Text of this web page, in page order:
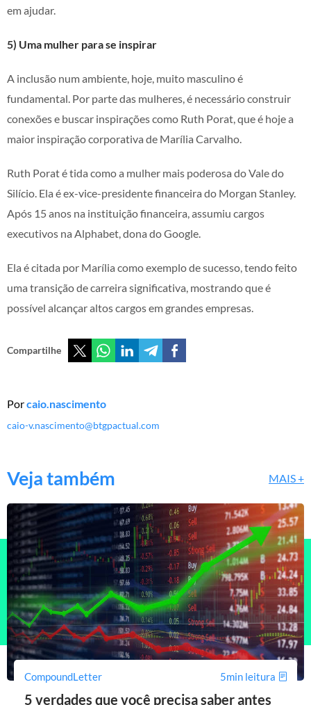
em ajudar.
5) Uma mulher para se inspirar
A inclusão num ambiente, hoje, muito masculino é
fundamental. Por parte das mulheres, é necessário construir
conexões e buscar inspirações como Ruth Porat, que é hoje a
maior inspiração corporativa de Marília Carvalho.
Ruth Porat é tida como a mulher mais poderosa do Vale do
Silício. Ela é ex-vice-presidente financeira do Morgan Stanley.
Após 15 anos na instituição financeira, assumiu cargos
executivos na Alphabet, dona do Google.
Ela é citada por Marília como exemplo de sucesso, tendo feito
uma transição de carreira significativa, mostrando que é
possível alcançar altos cargos em grandes empresas.
Compartilhe
Porcaio.nascimento
caio-v.nascimento@btgpactual.com
Veja também MAIS +
CompoundLetter 5min leitura
5 verdades que você precisa saber antes